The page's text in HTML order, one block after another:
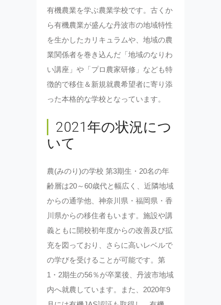
有機農業を学ぶ農業学校です。古くか
ら有機農業が盛んな丹波市の地域特性
を生かしたカリキュラムや、地域の農
業関係者を巻き込んだ「地域のなりわ
い講座」や「プロ農家研修」なども特
徴的で移住＆新規就農希望者に寄り添
った本格的な学校となっています。
2021年の状況につ
いて
農(みのり)の学校 第3期生・20名の年
齢層は20～60歳代と幅広く、近隣地域
からの通学他、神奈川県・福岡県・香
川県からの移住者もいます。施設や講
義ともに開校初年度からの改善及び拡
充を図っており、さらに高いレベルで
の学びを受けることが可能です。第
1・2期生の56％が卒業後、丹波市地域
内へ就農しています。また、2020年9